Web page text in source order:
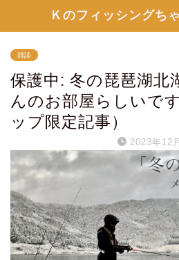
Ｋのフィッシングち
雑談
保護中: 冬の琵琶湖北
んのお部屋らしいで
ップ限定記事）
2023年12